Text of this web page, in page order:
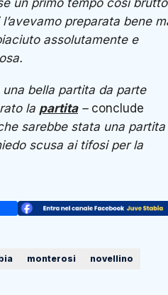
preparata bene
assolutamente e
bella partita da parte
la partita– conclude
sarebbe stata una partita
scusa ai tifosi per la
monterosi
novellino